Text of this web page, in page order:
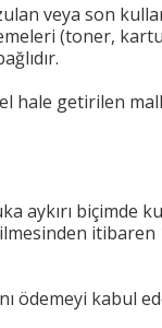
veya son
(toner,
hale getirilen
aykırı biçimde
itibaren
ödemeyi kabul